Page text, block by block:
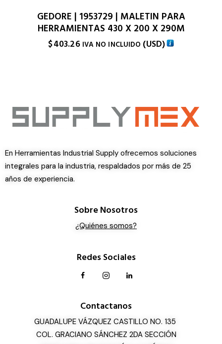
GEDORE | 1953729 | MALETIN PARA
HERRAMIENTAS 430 X 200 X 290M
$403.26 IVA NO INCLUIDO (USD)
En Herramientas Industrial Supply ofrecemos soluciones
integrales para la industria, respaldados por más de 25
años de experiencia.
Sobre Nosotros
¿Quiénes somos?
Redes Sociales
Contactanos
GUADALUPE VÁZQUEZ CASTILLO NO. 135
COL. GRACIANO SÁNCHEZ 2DA SECCIÓN